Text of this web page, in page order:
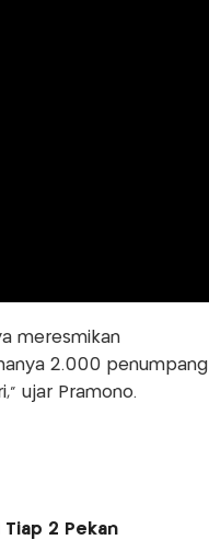
meresmikan
2.000 penumpang
ujar Pramono.
2 Pekan